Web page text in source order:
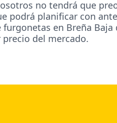
no tendrá que
podrá planificar con
en Breña
del mercado.